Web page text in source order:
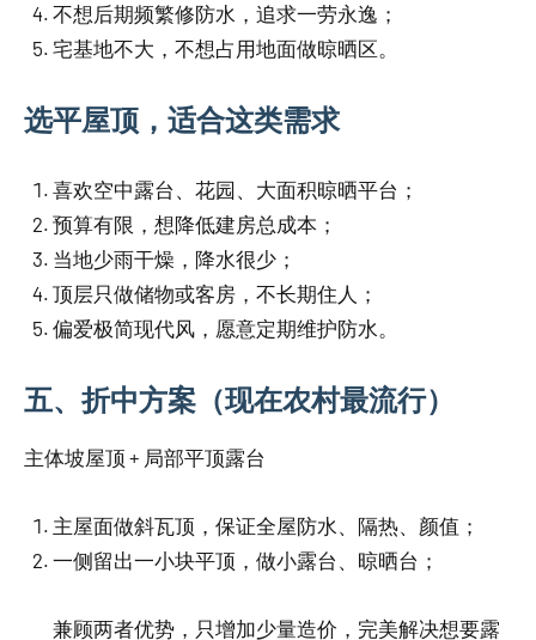
不想后期频繁修防水，追求一劳永逸；
宅基地不大，不想占用地面做晾晒区。
选平屋顶，适合这类需求
喜欢空中露台、花园、大面积晾晒平台；
预算有限，想降低建房总成本；
当地少雨干燥，降水很少；
顶层只做储物或客房，不长期住人；
偏爱极简现代风，愿意定期维护防水。
五、折中方案（现在农村最流行）
主体坡屋顶 + 局部平顶露台
主屋面做斜瓦顶，保证全屋防水、隔热、颜值；
一侧留出一小块平顶，做小露台、晾晒台；
兼顾两者优势，只增加少量造价，完美解决想要露